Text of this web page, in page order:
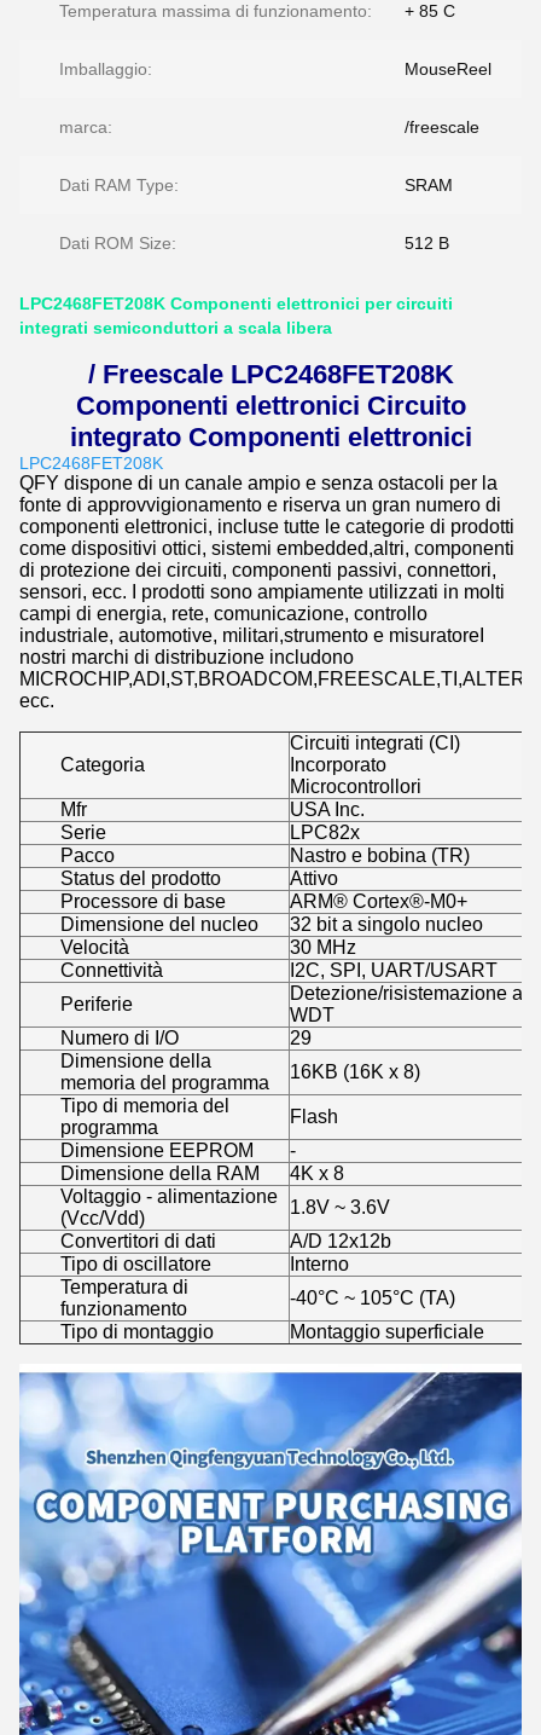
Temperatura massima di funzionamento: + 85 C
Imballaggio: MouseReel
marca: /freescale
Dati RAM Type: SRAM
Dati ROM Size: 512 B
LPC2468FET208K Componenti elettronici per circuiti
integrati semiconduttori a scala libera
/ Freescale LPC2468FET208K
Componenti elettronici Circuito
integrato Componenti elettronici
LPC2468FET208K
QFY dispone di un canale ampio e senza ostacoli per la
fonte di approvvigionamento e riserva un gran numero di
componenti elettronici, incluse tutte le categorie di prodotti
come dispositivi ottici, sistemi embedded,altri, componenti
di protezione dei circuiti, componenti passivi, connettori,
sensori, ecc. I prodotti sono ampiamente utilizzati in molti
campi di energia, rete, comunicazione, controllo
industriale, automotive, militari,strumento e misuratoreI
nostri marchi di distribuzione includono
ecc.
Categoria
Circuiti integrati (CI)
Incorporato
Microcontrollori
Mfr
USA Inc.
Serie
LPC82x
Pacco
Nastro e bobina (TR)
Status del prodotto
Attivo
Processore di base
ARM® Cortex®-M0+
Dimensione del nucleo
32 bit a singolo nucleo
Velocità
30 MHz
Connettività
I2C, SPI, UART/USART
Periferie
Detezione/risistemazione a
WDT
Numero di I/O
29
Dimensione della
memoria del programma
16KB (16K x 8)
Tipo di memoria del
programma
Flash
Dimensione EEPROM
-
Dimensione della RAM
4K x 8
Voltaggio - alimentazione
(Vcc/Vdd)
1.8V ~ 3.6V
Convertitori di dati
A/D 12x12b
Tipo di oscillatore
Interno
Temperatura di
funzionamento
-40°C ~ 105°C (TA)
Tipo di montaggio
Montaggio superficiale